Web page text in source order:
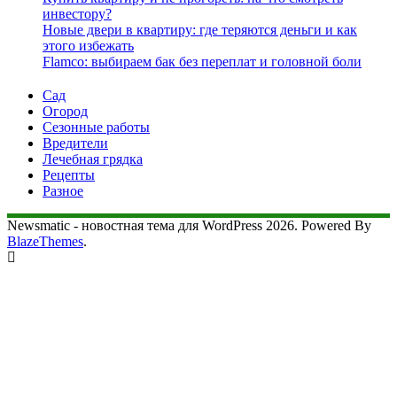
инвестору?
Новые двери в квартиру: где теряются деньги и как
этого избежать
Flamco: выбираем бак без переплат и головной боли
Сад
Огород
Сезонные работы
Вредители
Лечебная грядка
Рецепты
Разное
Newsmatic - новостная тема для WordPress 2026. Powered By
BlazeThemes.